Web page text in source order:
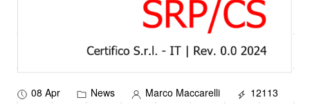
08 Apr News Marco Maccarelli 12113